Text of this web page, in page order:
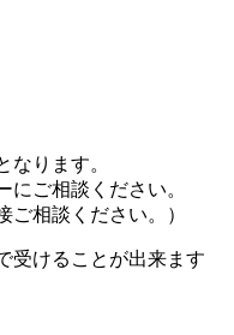
なります。
ご相談ください。
ご相談ください。）
受けることが出来ます